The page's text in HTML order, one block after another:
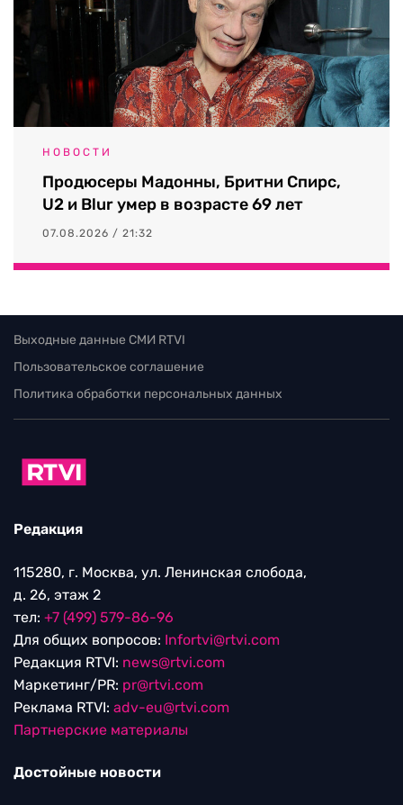
НОВОСТИ
Продюсеры Мадонны, Бритни Спирс,
U2 и Blur умер в возрасте 69 лет
07.08.2026 / 21:32
Выходные данные СМИ RTVI
Пользовательское соглашение
Политика обработки персональных данных
Редакция
115280, г. Москва, ул. Ленинская слобода,
д. 26, этаж 2
тел: +7 (499) 579-86-96
Для общих вопросов: Infortvi@rtvi.com
Редакция RTVI: news@rtvi.com
Маркетинг/PR: pr@rtvi.com
Реклама RTVI: adv-eu@rtvi.com
Партнерские материалы
Достойные новости